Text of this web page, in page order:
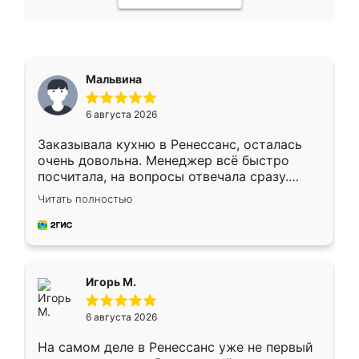
Мальвина
6 августа 2026
Заказывала кухню в Ренессанс, осталась
очень довольна. Менеджер всё быстро
посчитала, на вопросы отвечала сразу.
Замерщик приехал в субботу, подошёл к
делу со всей ответственностью. Собрали
за день, ребята работали аккуратно, даже
Читать полностью
Игорь М.
6 августа 2026
На самом деле в Ренессанс уже не первый